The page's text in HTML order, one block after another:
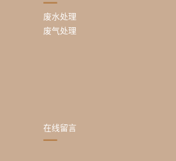
废水处理
废气处理
在线留言